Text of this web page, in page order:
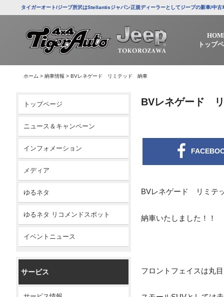
タイガーオート/ジープ所沢はStellantisジャパン正規ディーラーとしてジープの新車/中
トップ
ホーム > 納車情報 > BVレネゲード リミテッド 納車
トップページ
ニュース＆キャンペーン
インフォメーション
メディア
ゆるネタ
ゆるネタ リコメンドスポット
イベントニュース
サービス
BVレネゲード
BVレネゲード リミテ
納車いたしました！！
フロントフェイスは丸